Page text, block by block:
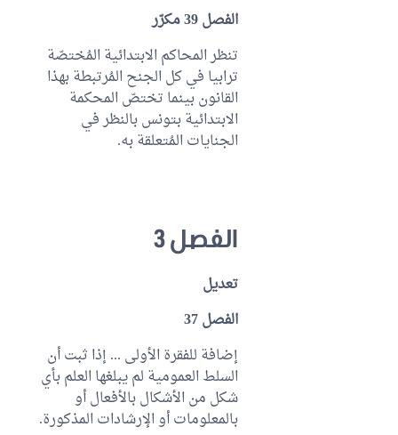
الفصل 39 مكرّر
تنظر المحاكم الابتدائية المُختصّة
ترابيا في كل الجنح المُرتبطة بهذا
القانون بينما تختصّ المحكمة
الابتدائية بتونس بالنظر في
الجنايات المُتعلقة به.
الفصل 3
تعديل
الفصل 37
إضافة للفقرة الأولى ... إذا ثبت أن
السلط العمومية لم يبلغها العلم بأي
شكل من الأشكال بالأفعال أو
بالمعلومات أو الإرشادات المذكورة.